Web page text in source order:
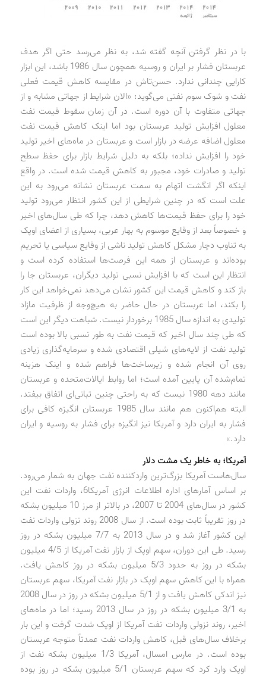
با در نظر گرفتن آنچه گفته شد، به نظر می‌رسد حتی اگر هدف
عربستان فشار بر ایران و روسیه همچون سال 1986 باشد، این ابزار
کارایی چندانی ندارد. حسن‌تاش در مقایسه کاهش قیمت فعلی
نفت و شوک سوم نفتی می‌گوید: «الان شرایط از جهاتی مشابه و از
جهاتی متفاوت با آن دوره است. در آن زمان سقوط قیمت نفت
معلول افزایش تولید عربستان بود اما اینک کاهش قیمت نفت
معلول اضافه عرضه در بازار است و عربستان در ماه‌های اخیر تولید
خود را افزایش نداده؛ بلکه به دلیل شرایط بازار برای حفظ سطح
تولید و صادرات خود، مجبور به کاهش قیمت شده است. در واقع
اینکه اگر انگشت اتهام به سمت عربستان نشانه می‌رود به این
علت است که در چنین شرایطی از این کشور انتظار می‌رود تولید
خود را برای حفظ قیمت‌ها کاهش دهد، چرا که طی سال‌های اخیر
و خصوصاً بعد از وقایع موسوم به بهار عربی، بسیاری از اعضای اوپک
به تناوب دچار مشکل کاهش تولید ناشی از وقایع سیاسی یا تحریم
بوده‌اند و عربستان از همه این فرصت‌ها استفاده کرده است و
انتظار این است که با افزایش نسبی تولید دیگران، عربستان جا را
باز کند و کاهش قیمت این کشور نشان می‌دهد نمی‌خواهد این کار
را بکند، اما عربستان در حال حاضر به هیچ‌وجه از ظرفیت مازاد
تولیدی به اندازه سال 1985 برخوردار نیست. شباهت دیگر این است
که طی چند سال اخیر که قیمت نفت به طور نسبی بالا بوده است
تولید نفت از لایه‌های شیلی اقتصادی شده و سرمایه‌گذاری زیادی
روی آن انجام شده و زیرساخت‌ها فراهم شده و اینک هزینه
تمام‌شده آن پایین آمده است؛ اما روابط ایالات‌متحده و عربستان
مانند دهه 1980 نیست که به راحتی چنین تبانی‌ای اتفاق بیفتد.
البته هم‌اکنون هم مانند سال 1985 عربستان انگیزه کافی برای
فشار به ایران دارد و آمریکا نیز انگیزه برای فشار به روسیه و ایران
دارد.»
آمریکا؛ به خاطر یک مشت دلار
سال‌هاست آمریکا بزرگ‌ترین واردکننده نفت جهان به شمار می‌رود.
بر اساس آمارهای اداره اطلاعات انرژی آمریکا6، واردات نفت این
کشور در سال‌های 2004 تا 2007، در بالاتر از مرز 10 میلیون بشکه
در روز تقریباً ثابت بوده است. از سال 2008 روند نزولی واردات نفت
این کشور آغاز شد و در سال 2013 به 7/7 میلیون بشکه در روز
رسید. طی این دوران، سهم اوپک از بازار نفت آمریکا از 4/5 میلیون
بشکه در روز به حدود 5/3 میلیون بشکه در روز کاهش یافت.
همراه با این کاهش سهم اوپک در بازار نفت آمریکا، سهم عربستان
نیز اندکی کاهش یافت و از 5/1 میلیون بشکه در روز در سال 2008
به 3/1 میلیون بشکه در روز در سال 2013 رسید؛ اما در ماه‌های
اخیر، روند نزولی واردات نفت آمریکا از اوپک شدت گرفت و این بار
برخلاف سال‌های قبل، کاهش واردات نفت عمدتاً متوجه عربستان
بوده است. در مارس امسال، آمریکا 1/3 میلیون بشکه نفت از
اوپک وارد کرد که سهم عربستان 5/1 میلیون بشکه در روز بوده